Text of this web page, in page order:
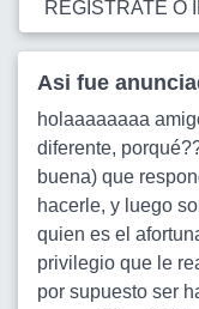
REGISTRATE O
Asi fue
holaaaaaaaa
diferente,
buena) que
hacerle, y luego
quien es el
privilegio que le
por supuesto ser